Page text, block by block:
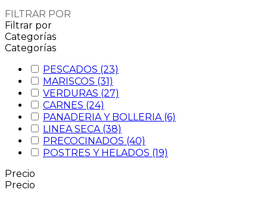
FILTRAR POR
Filtrar por
Categorías
Categorías
PESCADOS (23)
MARISCOS (31)
VERDURAS (27)
CARNES (24)
PANADERIA Y BOLLERIA (6)
LINEA SECA (38)
PRECOCINADOS (40)
POSTRES Y HELADOS (19)
Precio
Precio